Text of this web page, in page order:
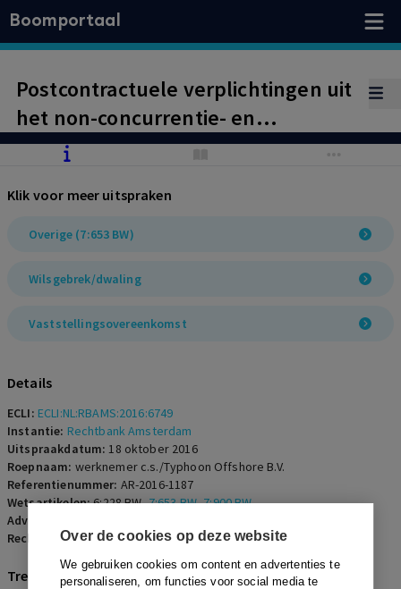
Over de cookies op deze website
We gebruiken cookies om content en advertenties te
personaliseren, om functies voor social media te
Boomportaal
Postcontractuele verplichtingen uit
het non-concurrentie- en
relatiebeding gelden in casu
arbeidsovereenkomst opzegt. In de
gegeven omstandigheden blijven
Uitleg bonusovereenkomst.
Klik voor meer uitspraken
Overige (7:653 BW)
Wilsgebrek/dwaling
Vaststellingsovereenkomst
Details
ECLI: ECLI:NL:RBAMS:2016:6749
Instantie: Rechtbank Amsterdam
Uitspraakdatum:18 oktober 2016
Roepnaam: werknemer c.s./Typhoon Offshore B.V.
Referentienummer: AR-2016-1187
Wetsartikelen:6:228 BW,7:653 BW,7:900 BW
Advocaten:
Rechters:R.H.C. van Harmelen
Trefwoorden